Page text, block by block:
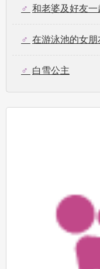
和老婆及好友
在游泳池的女朋
白雪公主